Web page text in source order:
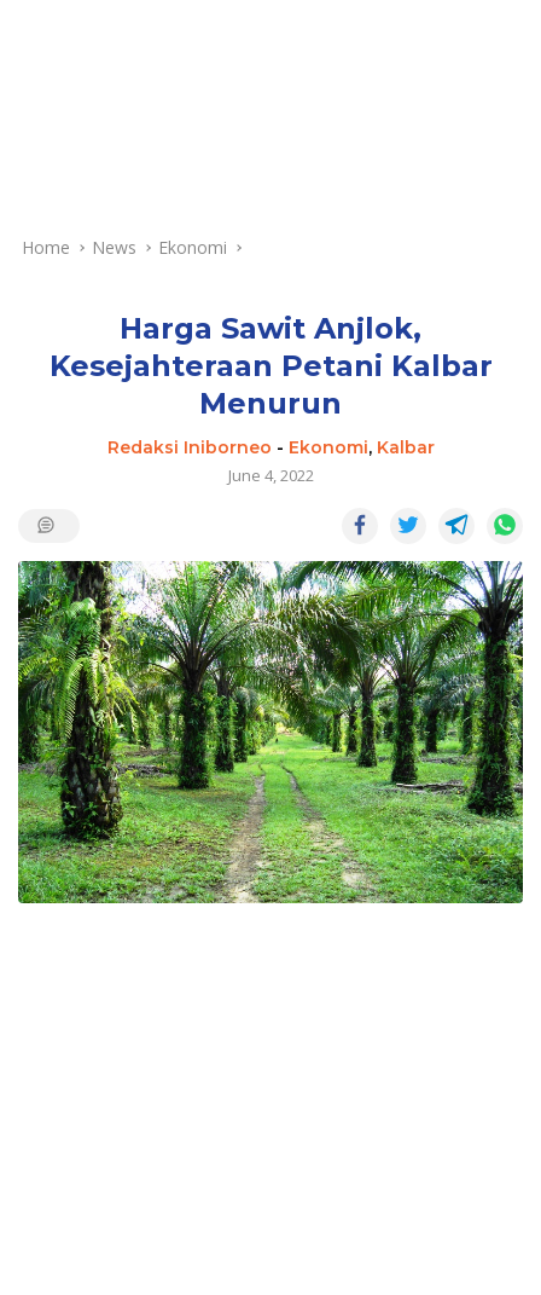
Home News Ekonomi
Harga Sawit Anjlok,
Kesejahteraan Petani Kalbar
Menurun
Redaksi Iniborneo - Ekonomi, Kalbar
June 4, 2022